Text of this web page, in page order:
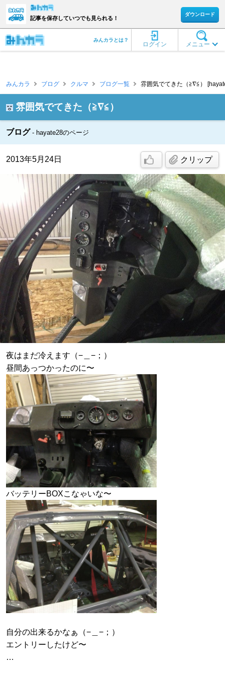
記事を保存していつでも見られる！
ダウンロード
メニュー
ログイン
みんカラとは？
みんカラ ブログ クルマ ブログ一覧 雰囲気でてきた（≧∇≦）
雰囲気でてきた（≧∇≦）
ブログ hayate28のページ
2013年5月24日 クリップ
夜はまだ冷えます（−＿−；）
昼間あっつかったのに〜
バッテリーBOXこなゃいな〜
自分の出来るかなぁ（−＿−；）
エントリーしたけど〜
…